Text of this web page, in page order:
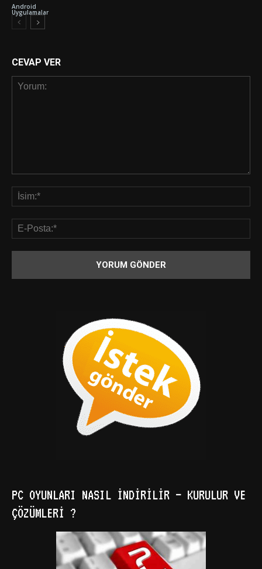
Android
Uygulamalar
CEVAP VER
PC OYUNLARI NASIL İNDIRILIR – KURULUR VE
ÇÖZÜMLERI ?